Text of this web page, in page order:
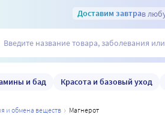
Доставим завтрав
и бад Красота и базовый уход
и обмена веществ магнерот